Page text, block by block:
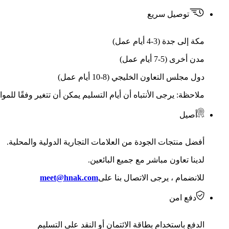
توصيل سريع
مكة إلى جدة (3-4 أيام عمل)
مدن أخرى (5-7 أيام عمل)
دول مجلس التعاون الخليجي (8-10 أيام عمل)
ملاحظة: يرجى الأنتباه أن أيام التسليم يمكن أن تتغير وفقًا
أصيل
أفضل منتجات الجودة من العلامات التجارية الدولية والمحلية.
لدينا تعاون مباشر مع جميع البائعين.
للانضمام ، يرجى الاتصال بنا علىmeet@hnak.com
دفع امن
الدفع باستخدام بطاقة الائتمان أو النقد على التسليم